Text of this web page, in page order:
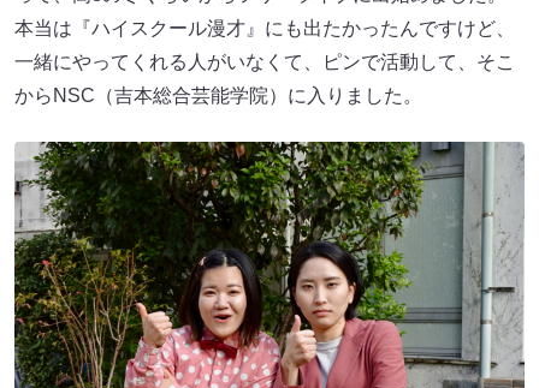
本当は『ハイスクール漫才』にも出たかったんですけど、
一緒にやってくれる人がいなくて、ピンで活動して、そこ
からNSC（吉本総合芸能学院）に入りました。